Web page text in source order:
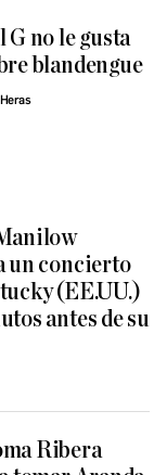
G no le gusta
blandengue
un concierto
(EE.UU.)
antes de su
Ribera